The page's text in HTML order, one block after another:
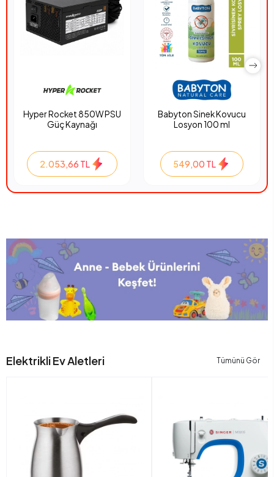
Hyper Rocket 850W PSU
Güç Kaynağı
2.053,66 TL
Babyton Sinek Kovucu
Losyon 100 ml
549,00 TL
Elektrikli Ev Aletleri Tümünü Gör